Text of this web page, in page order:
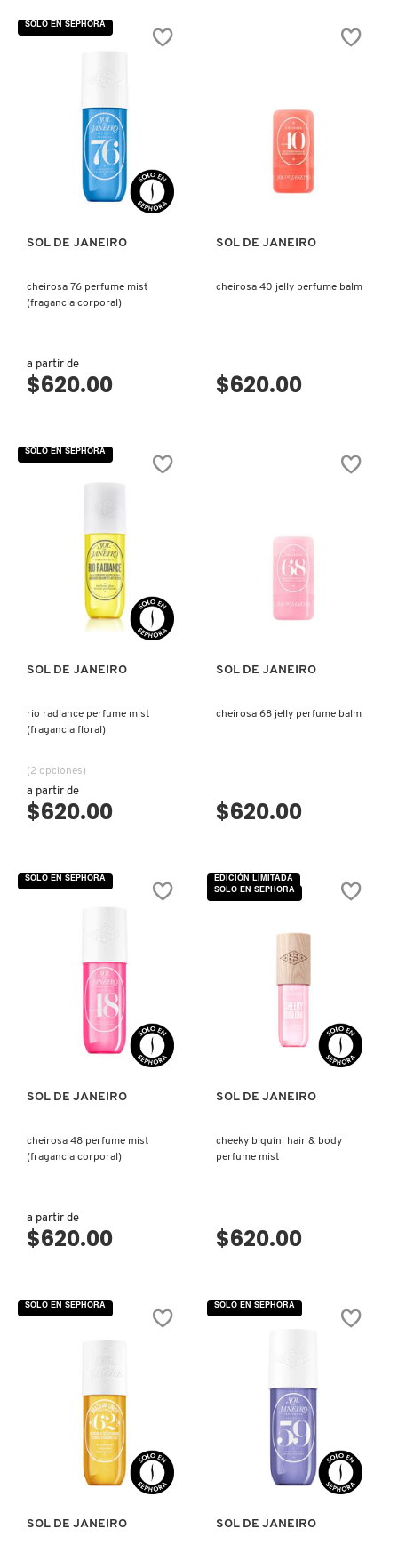
JEAN PAUL GAULTIER
KYLIE COSMETICS
LANCÔME
LANEIGE
LAURA MERCIER
LILASH
LIVING PROOF
MAISON LOUIS MARIE
MARC JACOBS PERFUMES
MOSCHINO
MURAD
NATASHA DENONA
NEST New York
VISTA RÁPIDA
SOL DE JANEIRO
cheirosa 76 perfume mist
(fragancia corporal)
a partir de
$620.00
SOLO EN SEPHORA
VISTA RÁPIDA
SOL DE JANEIRO
cheirosa 40 jelly perfume balm
$620.00
VISTA RÁPIDA
SOL DE JANEIRO
rio radiance perfume mist
(fragancia floral)
(2 opciones)
a partir de
$620.00
SOLO EN SEPHORA
VISTA RÁPIDA
SOL DE JANEIRO
cheirosa 68 jelly perfume balm
$620.00
VISTA RÁPIDA
SOL DE JANEIRO
cheirosa 48 perfume mist
(fragancia corporal)
a partir de
$620.00
SOLO EN SEPHORA
VISTA RÁPIDA
SOL DE JANEIRO
cheeky biquíni hair & body
perfume mist
$620.00
EDICIÓN LIMITADA
SOLO EN SEPHORA
VISTA RÁPIDA
SOL DE JANEIRO
SOLO EN SEPHORA
VISTA RÁPIDA
SOL DE JANEIRO
SOLO EN SEPHORA